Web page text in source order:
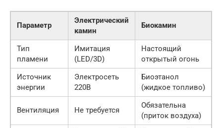
Параметр
Электрический
камин
Биокамин
Тип
пламени
Имитация
(LED/3D)
Настоящий
открытый огонь
Источник
энергии
Электросеть
220В
Биоэтанол
(жидкое топливо)
Вентиляция Не требуется
Обязательна
(приток воздуха)